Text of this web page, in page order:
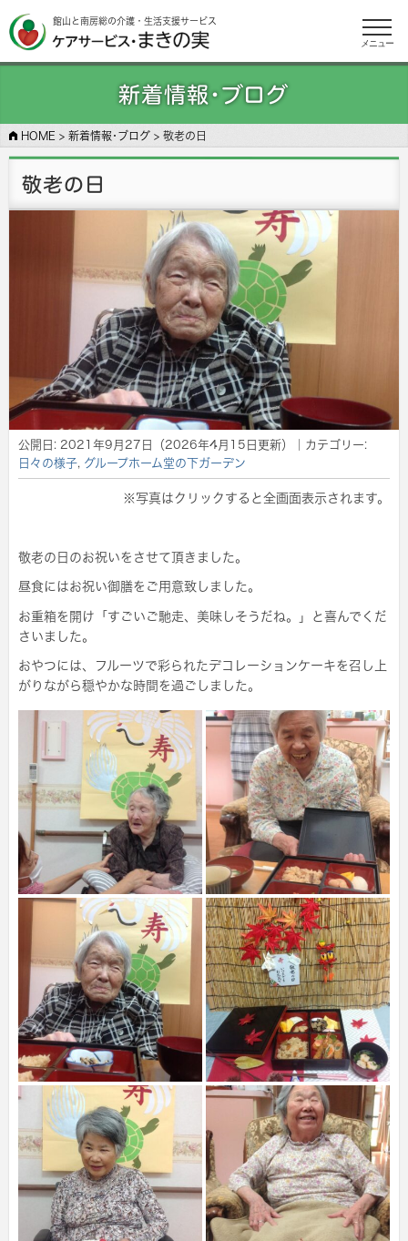
館山と南房総の介護・生活支援サービス
メニュー
新着情報･ブログ
HOME > 新着情報･ブログ > 敬老の日
敬老の日
公開日: 2021年9月27日 （2026年4月15日更新）
｜カテゴリー:
日々の様子, グループホーム堂の下ガーデン
※写真はクリックすると全画面表示されます。
敬老の日のお祝いをさせて頂きました。
昼食にはお祝い御膳をご用意致しました。
お重箱を開け「すごいご馳走、美味しそうだね。」と喜んでくだ
さいました。
おやつには、フルーツで彩られたデコレーションケーキを召し上
がりながら穏やかな時間を過ごしました。